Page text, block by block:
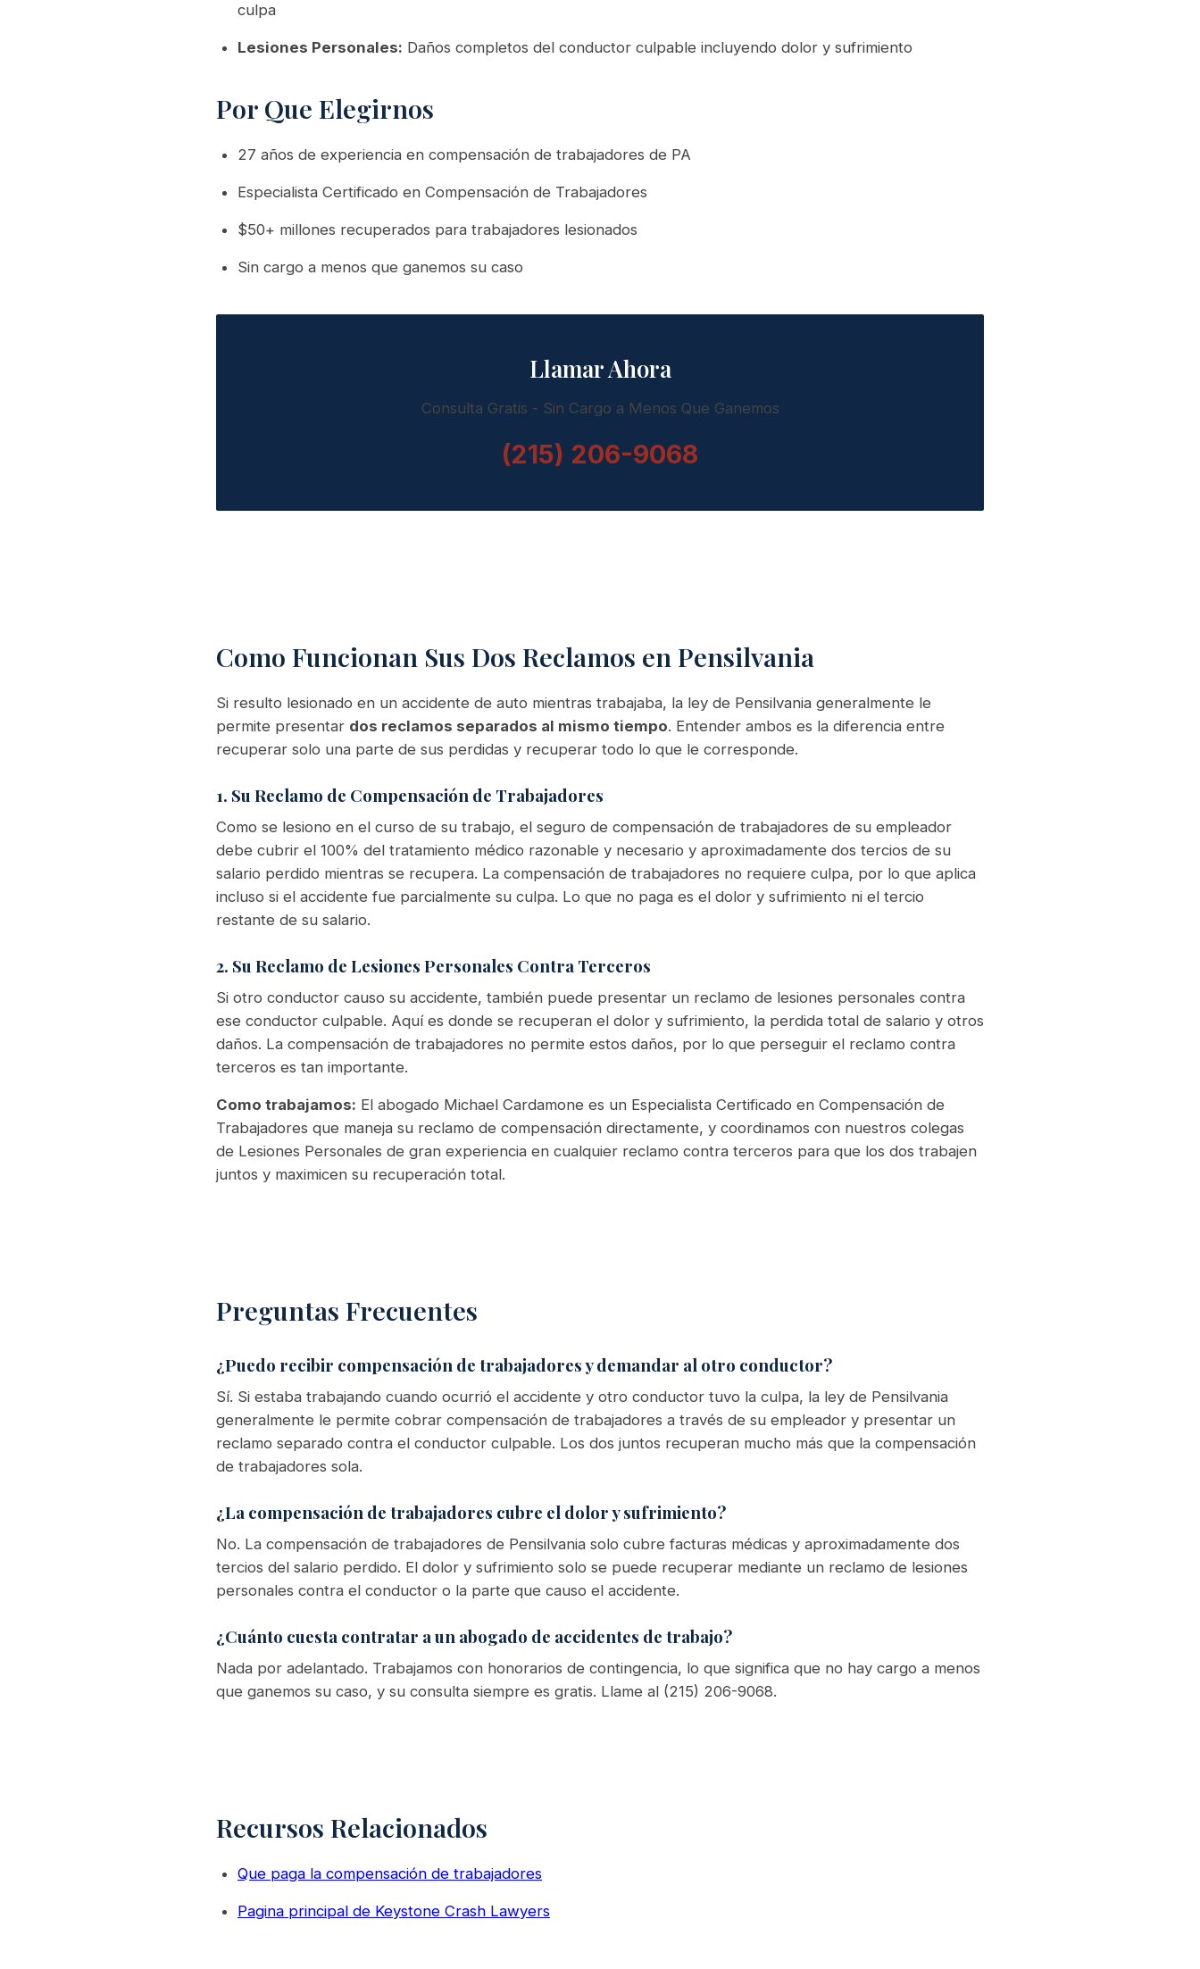
culpa
Lesiones Personales: Daños completos del conductor culpable incluyendo dolor y sufrimiento
Por Que Elegirnos
27 años de experiencia en compensación de trabajadores de PA
Especialista Certificado en Compensación de Trabajadores
$50+ millones recuperados para trabajadores lesionados
Sin cargo a menos que ganemos su caso
Llamar Ahora
Consulta Gratis - Sin Cargo a Menos Que Ganemos
(215) 206-9068
Como Funcionan Sus Dos Reclamos en Pensilvania
Si resulto lesionado en un accidente de auto mientras trabajaba, la ley de Pensilvania generalmente le
permite presentar dos reclamos separados al mismo tiempo. Entender ambos es la diferencia entre
recuperar solo una parte de sus perdidas y recuperar todo lo que le corresponde.
1. Su Reclamo de Compensación de Trabajadores
Como se lesiono en el curso de su trabajo, el seguro de compensación de trabajadores de su empleador
debe cubrir el 100% del tratamiento médico razonable y necesario y aproximadamente dos tercios de su
salario perdido mientras se recupera. La compensación de trabajadores no requiere culpa, por lo que aplica
incluso si el accidente fue parcialmente su culpa. Lo que no paga es el dolor y sufrimiento ni el tercio
restante de su salario.
2. Su Reclamo de Lesiones Personales Contra Terceros
Si otro conductor causo su accidente, también puede presentar un reclamo de lesiones personales contra
ese conductor culpable. Aquí es donde se recuperan el dolor y sufrimiento, la perdida total de salario y otros
daños. La compensación de trabajadores no permite estos daños, por lo que perseguir el reclamo contra
terceros es tan importante.
Como trabajamos: El abogado Michael Cardamone es un Especialista Certificado en Compensación de
Trabajadores que maneja su reclamo de compensación directamente, y coordinamos con nuestros colegas
de Lesiones Personales de gran experiencia en cualquier reclamo contra terceros para que los dos trabajen
juntos y maximicen su recuperación total.
Preguntas Frecuentes
¿Puedo recibir compensación de trabajadores y demandar al otro conductor?
Sí. Si estaba trabajando cuando ocurrió el accidente y otro conductor tuvo la culpa, la ley de Pensilvania
generalmente le permite cobrar compensación de trabajadores a través de su empleador y presentar un
reclamo separado contra el conductor culpable. Los dos juntos recuperan mucho más que la compensación
de trabajadores sola.
¿La compensación de trabajadores cubre el dolor y sufrimiento?
No. La compensación de trabajadores de Pensilvania solo cubre facturas médicas y aproximadamente dos
tercios del salario perdido. El dolor y sufrimiento solo se puede recuperar mediante un reclamo de lesiones
personales contra el conductor o la parte que causo el accidente.
¿Cuánto cuesta contratar a un abogado de accidentes de trabajo?
Nada por adelantado. Trabajamos con honorarios de contingencia, lo que significa que no hay cargo a menos
que ganemos su caso, y su consulta siempre es gratis. Llame al (215) 206-9068.
Recursos Relacionados
Que paga la compensación de trabajadores
Pagina principal de Keystone Crash Lawyers